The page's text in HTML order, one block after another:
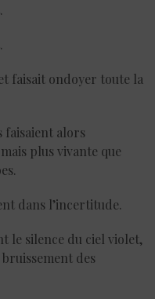
faisait ondoyer toute la
faisaient alors
plus vivante que
dans l’incertitude.
le silence du ciel violet,
des